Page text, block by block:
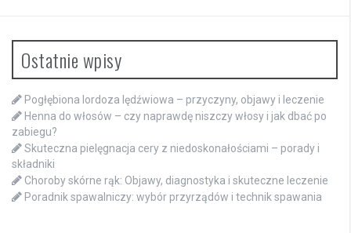
Ostatnie wpisy
Pogłębiona lordoza lędźwiowa – przyczyny, objawy i leczenie
Henna do włosów – czy naprawdę niszczy włosy i jak dbać po
zabiegu?
Skuteczna pielęgnacja cery z niedoskonałościami – porady i
składniki
Choroby skórne rąk: Objawy, diagnostyka i skuteczne leczenie
Poradnik spawalniczy: wybór przyrządów i technik spawania